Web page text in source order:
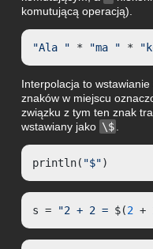
komutującą operacją).
"Ala " * "ma " *
Interpolacja to
znaków w miejscu
związku z tym ten znak
wstawiany jako \$
println( "$")
s = "2 + 2 = $(2 +